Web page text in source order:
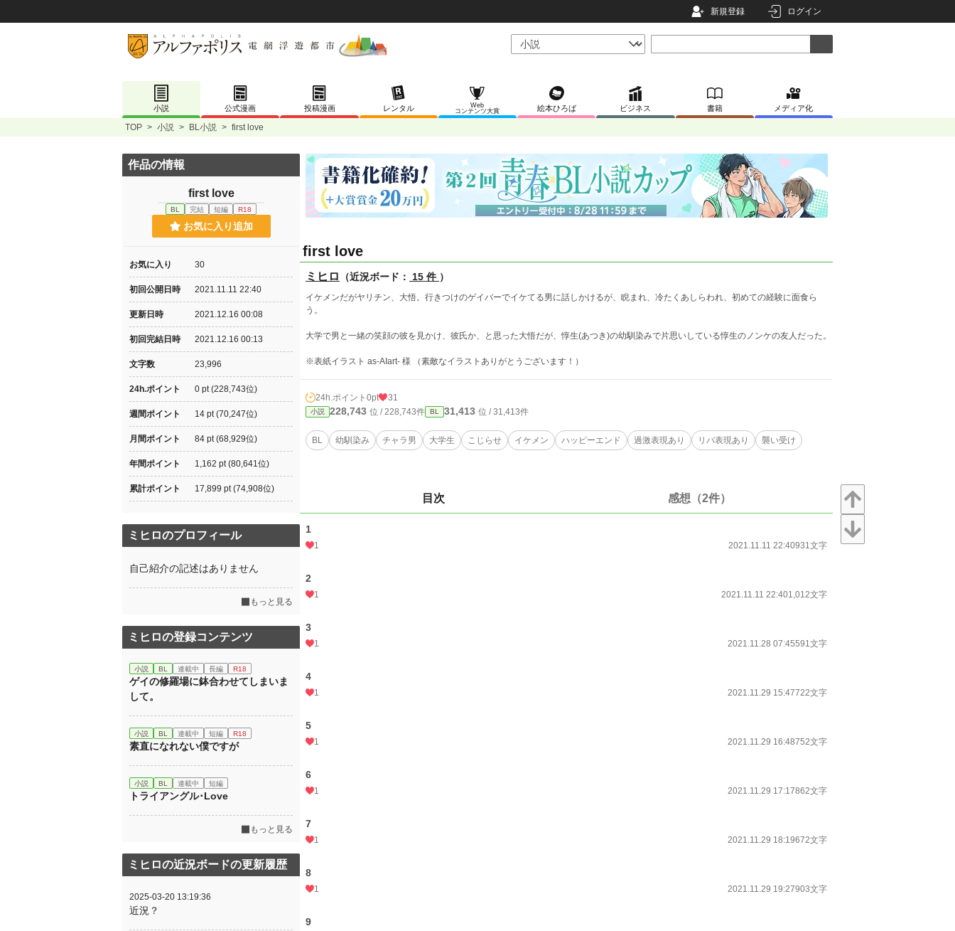
新規登録 ログイン
小説 公式漫画 投稿漫画 レンタル
Web
コンテンツ大賞
絵本ひろば ビジネス 書籍 メディア化
TOP > 小説 > BL小説 > first love
first love
ミヒロ （近況ボード： 15 件 ）
イケメンだがヤリチン、大悟。行きつけのゲイバーでイケてる男に話しかけるが、睨まれ、冷たくあしらわれ、初めての経験に面食ら
う。
大学で男と一緒の笑顔の彼を見かけ、彼氏か、と思った大悟だが、惇生(あつき)の幼馴染みで片思いしている惇生のノンケの友人だった。
※表紙イラスト as-AIart- 様 （素敵なイラストありがとうございます！）
24h.ポイント 0pt 31
小説 228,743 位 / 228,743件 BL 31,413 位 / 31,413件
BL 幼馴染み チャラ男 大学生 こじらせ イケメン ハッピーエンド 過激表現あり リバ表現あり 襲い受け
目次 感想（2件）
1
1 2021.11.11 22:40931文字
2
1 2021.11.11 22:401,012文字
3
1 2021.11.28 07:45591文字
4
1 2021.11.29 15:47722文字
5
1 2021.11.29 16:48752文字
6
1 2021.11.29 17:17862文字
7
1 2021.11.29 18:19672文字
8
1 2021.11.29 19:27903文字
9
作品の情報
first love
BL 完結 短編 R18
お気に入り追加
お気に入り 30
初回公開日時 2021.11.11 22:40
更新日時 2021.12.16 00:08
初回完結日時 2021.12.16 00:13
文字数 23,996
24h.ポイント 0 pt (228,743位)
週間ポイント 14 pt (70,247位)
月間ポイント 84 pt (68,929位)
年間ポイント 1,162 pt (80,641位)
累計ポイント 17,899 pt (74,908位)
ミヒロのプロフィール
自己紹介の記述はありません
もっと見る
ミヒロの登録コンテンツ
小説 BL 連載中 長編 R18
ゲイの修羅場に鉢合わせてしまいま
して。
小説 BL 連載中 短編 R18
素直になれない僕ですが
小説 BL 連載中 短編
トライアングル･Love
もっと見る
ミヒロの近況ボードの更新履歴
2025-03-20 13:19:36
近況？